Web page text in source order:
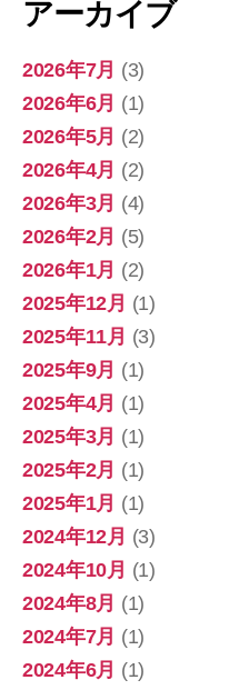
アーカイブ
2026年7月 (3)
2026年6月 (1)
2026年5月 (2)
2026年4月 (2)
2026年3月 (4)
2026年2月 (5)
2026年1月 (2)
2025年12月 (1)
2025年11月 (3)
2025年9月 (1)
2025年4月 (1)
2025年3月 (1)
2025年2月 (1)
2025年1月 (1)
2024年12月 (3)
2024年10月 (1)
2024年8月 (1)
2024年7月 (1)
2024年6月 (1)